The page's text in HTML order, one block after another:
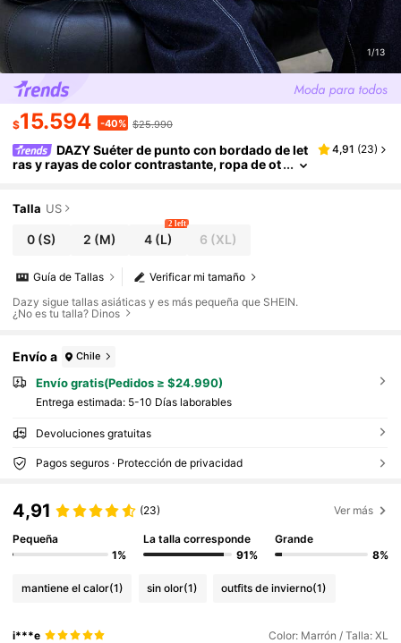
1/13
$15.594 -40% $25.990
DAZY Suéter de punto con bordado de let
ras y rayas de color contrastante, ropa de ot
4,91 (23)
Talla US
0 (S) 2 (M) 4(L)
2 left
6 (XL)
Verificar mi tamaño
Guía de Tallas
Dazy sigue tallas asiáticas y es más pequeña que SHEIN.
¿No es tu talla? Dinos
Envío a Chile
Envío gratis(Pedidos ≥ $24.990)
Entrega estimada: 5-10 Días laborables
Devoluciones gratuitas
Pagos seguros · Protección de privacidad
4,91 (23) Ver más
Pequeña
1%
La talla corresponde
91%
Grande
8%
mantiene el calor(1) sin olor(1) outfits de invierno(1)
i***e Color: Marrón / Talla: XL